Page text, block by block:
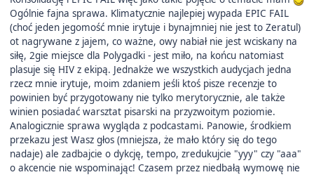
Ogólnie fajna sprawa. Klimatycznie najlepiej wypada EPIC FAIL
(choć jeden jegomość mnie irytuje i bynajmniej nie jest to Zeratul)
ot nagrywane z jajem, co ważne, owy nabiał nie jest wciskany na
siłę, 2gie miejsce dla Polygadki - jest miło, na końcu natomiast
plasuje się HIV z ekipą. Jednakże we wszystkich audycjach jedna
rzecz mnie irytuje, moim zdaniem jeśli ktoś pisze recenzje to
powinien być przygotowany nie tylko merytorycznie, ale także
winien posiadać warsztat pisarski na przyzwoitym poziomie.
Analogicznie sprawa wygląda z podcastami. Panowie, środkiem
przekazu jest Wasz głos (mniejsza, że mało który się do tego
nadaje) ale zadbajcie o dykcję, tempo, zredukujcie "yyy" czy "aaa"
o akcencie nie wspominając! Czasem przez niedbałą wymowę nie